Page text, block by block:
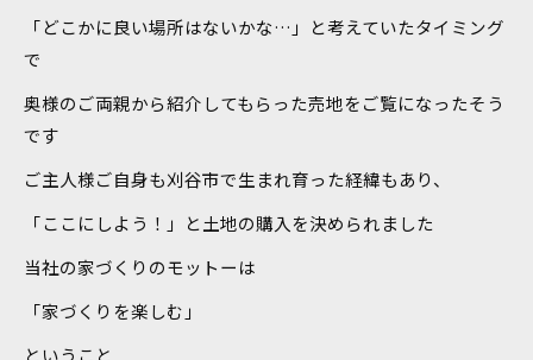
「どこかに良い場所はないかな…」と考えていたタイミング
で
奥様のご両親から紹介してもらった売地をご覧になったそう
です
ご主人様ご自身も刈谷市で生まれ育った経緯もあり、
「ここにしよう！」と土地の購入を決められました
当社の家づくりのモットーは
「家づくりを楽しむ」